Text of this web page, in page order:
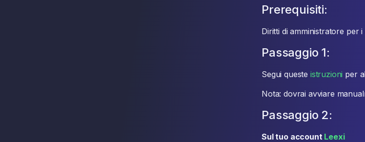
Prerequisiti:
Diritti di amministratore per
Passaggio 1:
Segui queste istruzioni per
Nota: dovrai avviare
Passaggio 2:
Sul tuo account Leexi